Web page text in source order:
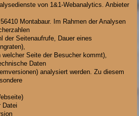
von 1&1-Webanalytics. Anbieter
Montabaur. Im Rahmen der Analysen
der Seitenaufrufe, Dauer eines
Seite der Besucher kommt),
Daten
analysiert werden. Zu diesem
Datei